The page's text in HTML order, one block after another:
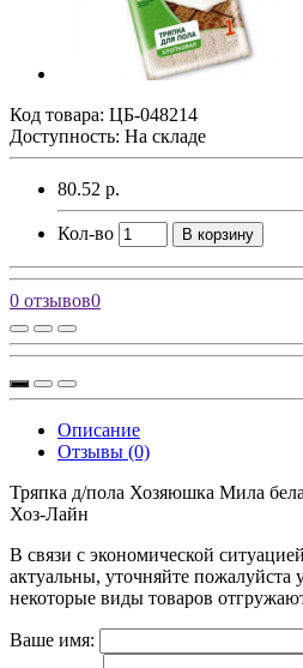
Код товара: ЦБ-048214
Доступность: На складе
80.52 р.
Кол-во В корзину
0 отзывов0
Описание
Отзывы (0)
Тряпка д/пола Хозяюшка Мила
Хоз-Лайн
В связи с экономической
актуальны, уточняйте пожалуйста
некоторые виды товаров
Ваше имя: